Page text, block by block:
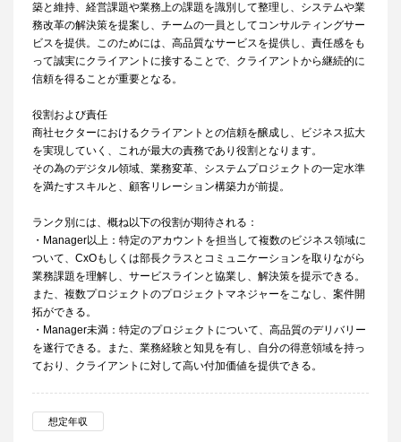
築と維持、経営課題や業務上の課題を識別して整理し、システムや業
務改革の解決策を提案し、チームの一員としてコンサルティングサー
ビスを提供。このためには、高品質なサービスを提供し、責任感をも
って誠実にクライアントに接することで、クライアントから継続的に
信頼を得ることが重要となる。
役割および責任
商社セクターにおけるクライアントとの信頼を醸成し、ビジネス拡大
を実現していく、これが最大の責務であり役割となります。
その為のデジタル領域、業務変革、システムプロジェクトの一定水準
を満たすスキルと、顧客リレーション構築力が前提。
ランク別には、概ね以下の役割が期待される：
・Manager以上：特定のアカウントを担当して複数のビジネス領域に
ついて、CxOもしくは部長クラスとコミュニケーションを取りながら
業務課題を理解し、サービスラインと協業し、解決策を提示できる。
また、複数プロジェクトのプロジェクトマネジャーをこなし、案件開
拓ができる。
・Manager未満：特定のプロジェクトについて、高品質のデリバリー
を遂行できる。また、業務経験と知見を有し、自分の得意領域を持っ
ており、クライアントに対して高い付加価値を提供できる。
想定年収